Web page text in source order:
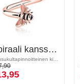
Spiraali kanssa mehiläisdesign ja kristallikivi